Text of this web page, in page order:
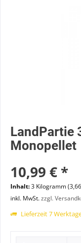
LandPartie
Monopellet
10,99 € *
Inhalt:3 Kilogramm
inkl. MwSt.zzgl.
Lieferzeit 7